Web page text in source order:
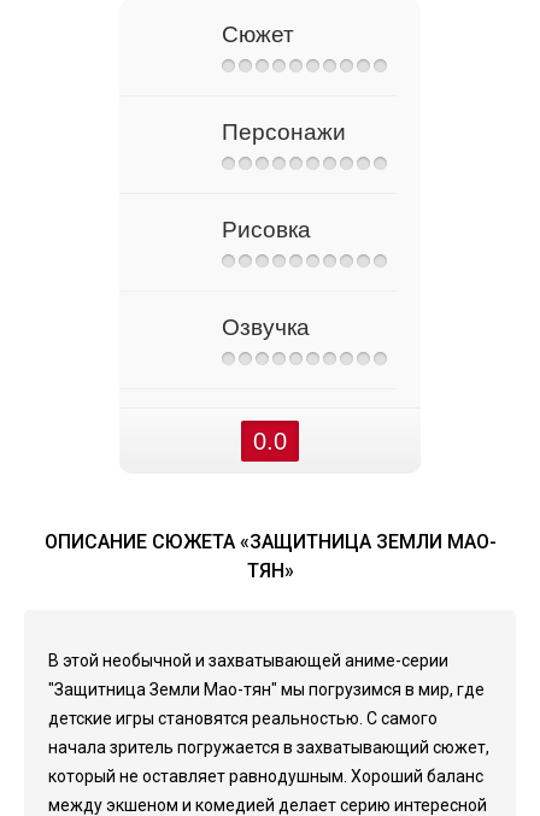
Сюжет
Персонажи
Рисовка
Озвучка
0.0
ОПИСАНИЕ СЮЖЕТА «ЗАЩИТНИЦА ЗЕМЛИ МАО-
ТЯН»
В этой необычной и захватывающей аниме-серии
"Защитница Земли Мао-тян" мы погрузимся в мир, где
детские игры становятся реальностью. С самого
начала зритель погружается в захватывающий сюжет,
который не оставляет равнодушным. Хороший баланс
между экшеном и комедией делает серию интересной